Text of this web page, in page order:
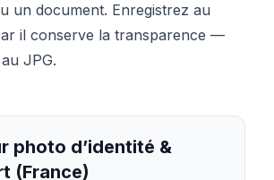
un document. Enregistrez au
il conserve la transparence —
JPG.
photo d’identité &
(France)